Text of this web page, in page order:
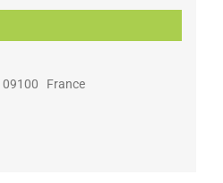
09100
France